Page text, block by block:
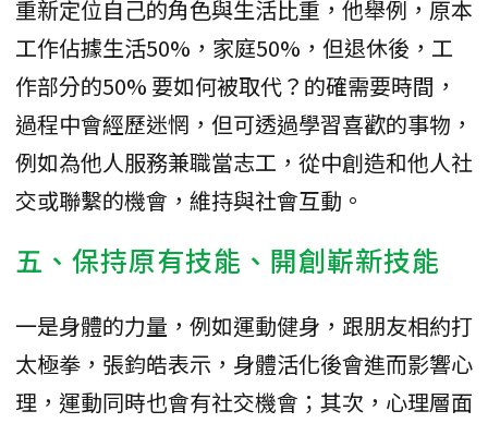
重新定位自己的角色與生活比重，他舉例，原本
工作佔據生活50%，家庭50%，但退休後，工
作部分的50% 要如何被取代？的確需要時間，
過程中會經歷迷惘，但可透過學習喜歡的事物，
例如為他人服務兼職當志工，從中創造和他人社
交或聯繫的機會，維持與社會互動。
五、保持原有技能、開創嶄新技能
一是身體的力量，例如運動健身，跟朋友相約打
太極拳，張鈞皓表示，身體活化後會進而影響心
理，運動同時也會有社交機會；其次，心理層面